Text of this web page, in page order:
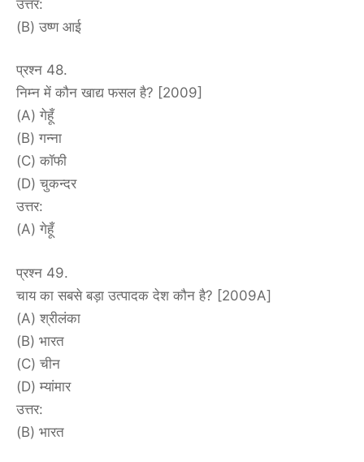
उत्तर:
(B) उष्ण आई
प्रश्न 48.
निम्न में कौन खाद्य फसल है? [2009]
(A) गेहूँ
(B) गन्ना
(C) कॉफी
(D) चुकन्दर
उत्तर:
(A) गेहूँ
प्रश्न 49.
चाय का सबसे बड़ा उत्पादक देश कौन है? [2009A]
(A) श्रीलंका
(B) भारत
(C) चीन
(D) म्यांमार
उत्तर:
(B) भारत